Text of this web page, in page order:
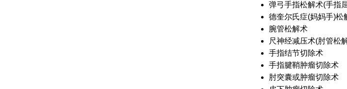
弹弓手指松解术(手指
德奎尔氏症(妈妈手)松
腕管松解术
尺神经减压术(肘管松
手指结节切除术
手指腱鞘肿瘤切除术
肘突囊或肿瘤切除术